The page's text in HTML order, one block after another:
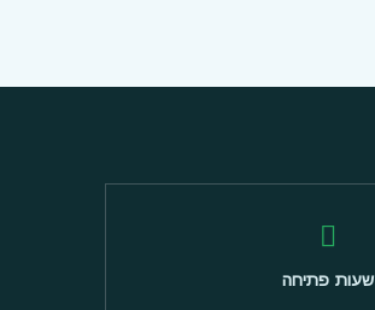
שעות פתיחה